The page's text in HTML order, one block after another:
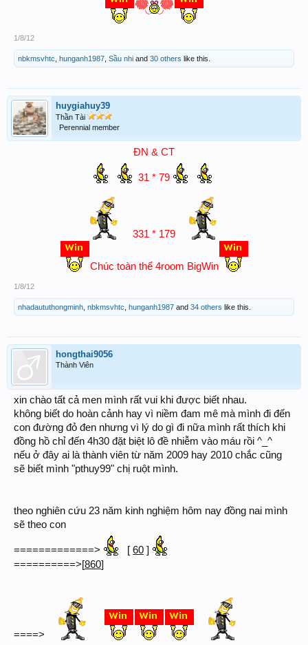
1/8/12
nbkmsvhtc hunganh1987 Sầu nhi and 30 others like this.
huygiahuy39
Thần Tài
Perennial member
ĐN & CT
31 * 79
331 * 179
Chúc toàn thể 4room BigWin
1/8/12
nhadaututhongminh nbkmsvhtc hunganh1987 and 34 others like this.
hongthai9056
Thành Viên
xin chào tất cả men mình rất vui khi được biết nhau.
không biết do hoàn cảnh hay vì niềm đam mê mà mình đi đến
con đường đỏ đen nhưng vì lý do gì đi nữa mình rất thích khi
đồng hồ chỉ đến 4h30 đặt biệt lô đề nhiễm vào máu rồi ^_^
nếu ở đây ai là thành viên từ năm 2009 hay 2010 chắc cũng
sẽ biết mình "pthuy99" chị ruột mình.
theo nghiên cứu 23 năm kinh nghiệm hôm nay đồng nai mình
sẽ theo con
=============> [ 60 ]
==========>[860]
====>